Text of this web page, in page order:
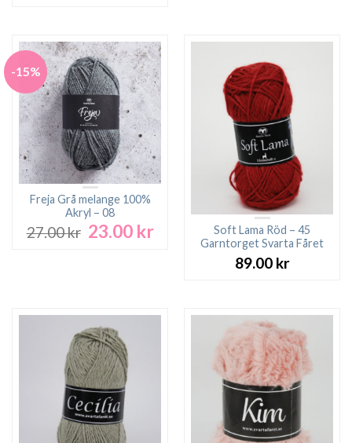
-15%
Freja Grå melange 100%
Akryl – 08
27.00kr Det
23.00 krDet
nuvarande
Soft Lama Röd – 45
Garntorget Svarta Fåret
89.00 kr